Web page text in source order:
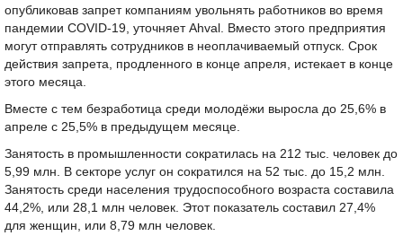
опубликовав запрет компаниям увольнять работников во время
пандемии COVID-19, уточняет Ahval. Вместо этого предприятия
могут отправлять сотрудников в неоплачиваемый отпуск. Срок
действия запрета, продленного в конце апреля, истекает в конце
этого месяца.
Вместе с тем безработица среди молодёжи выросла до 25,6% в
апреле с 25,5% в предыдущем месяце.
Занятость в промышленности сократилась на 212 тыс. человек до
5,99 млн. В секторе услуг он сократился на 52 тыс. до 15,2 млн.
Занятость среди населения трудоспособного возраста составила
44,2%, или 28,1 млн человек. Этот показатель составил 27,4%
для женщин, или 8,79 млн человек.